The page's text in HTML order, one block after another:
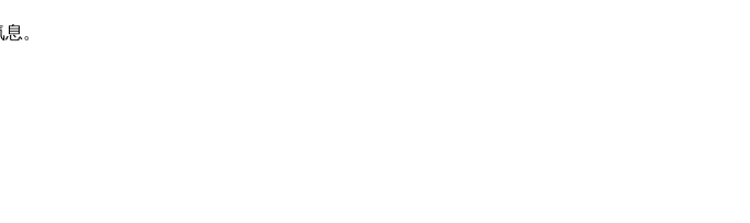
。